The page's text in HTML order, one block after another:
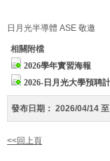
日月光半導體 ASE 敬邀
相關附檔
2026學年實習海報
2026-日月光大學預聘
發布日期： 2026/04/14
<<回上頁